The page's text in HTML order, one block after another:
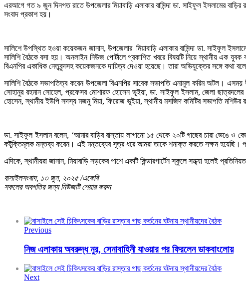
এরআগে গত ৯ জুন দিনগত রাতে উপজেলার মিয়াবাড়ি এলাকার বাসিন্দা ডা. সাইফুল ইসলামের
সংবাদ প্রকাশ হয়।
সালিশে উপস্থিত হওয়া কয়েকজন জানান, উপজেলার মিয়াবাড়ি এলাকার বাসিন্দা ডা. সাইফুল
সালিশি বৈঠকে বসা হয়। অনলাইন নিউজ পোর্টালে প্রকাশিত খবরে বিষয়টি নিয়ে স্থানীয় এক
বিএনপির একাধিক নেতৃবৃন্দসহ কয়েকজনকে দায়িত্ব দেওয়া হয়েছে। তারা অভিযুক্তের সঙ্গে কথা
সালিশি বৈঠকে সভাপতিত্ব করেন উপজেলা বিএনপির সাবেক সভাপতি এনামুল করিম অটল। এসময়
সোহানুর রহমান সোহেল, প্রফেসর মোশারফ হোসেন ভূইয়া, ডা. সাইফুল ইসলাম, জেলা ছাত্রদলের
হোসেন, স্থানীয় ইউপি সদস্য মজনু মিয়া, ফিরোজ ভূইয়া, স্থানীয় মসজিদ কমিটির সভাপতি মশিউর
ডা. সাইফুল ইসলাম বলেন, ‘আমার বাড়ির রাস্তায় লাগানো ১৫ থেকে ২০টি গাছের চারা ভেঙে ও
কটূক্তিমূলক মন্তব্য করেন। এই মন্তব্যের সূত্র ধরে আমরা তাকে শনাক্ত করতে সক্ষম হয়েছি। পরে
এদিকে, স্থানীয়রা জানান, মিয়াবাড়ি সড়কের পাশে একটি কিন্ডারগার্টেন স্কুলে সন্ধ্যা হলেই
বাসাইলসংবাদ, ১৩ জুন, ২০২৫ /একেবি
সকলের অবগতির জন্য নিউজটি শেয়ার করুন
Previous
নিজ এলাকায় অবরুদ্ধ নুর, সেনাবাহিনী যাওয়ার পর ফিরলেন ডাকবাংলোয়
Next